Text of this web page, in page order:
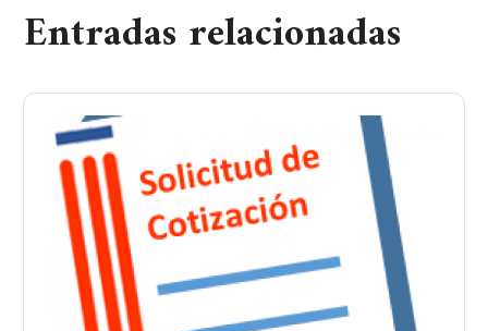
Entradas relacionadas